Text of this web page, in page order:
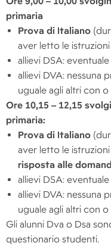
primaria
Prova di Italiano
aver letto le istruzioni
allievi DSA:
allievi DVA: nessuna
uguale agli altri con
Ore 10,15 – 12,15
primaria:
Prova di Italiano
aver letto le istruzioni
risposta alle
allievi DSA:
allievi DVA: nessuna
uguale agli altri con
Gli alunni Dva o Dsa
questionario studenti.